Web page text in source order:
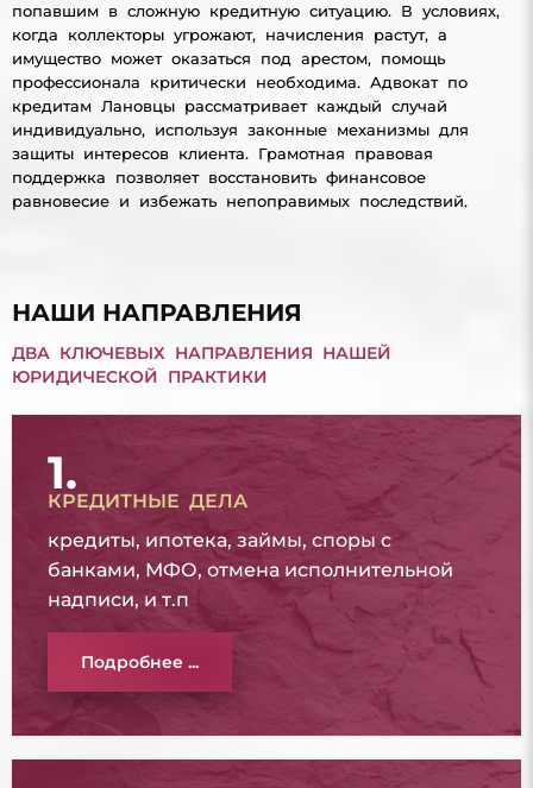
попавшим в сложную кредитную ситуацию. В условиях,
когда коллекторы угрожают, начисления растут, а
имущество может оказаться под арестом, помощь
профессионала критически необходима. Адвокат по
кредитам Лановцы рассматривает каждый случай
индивидуально, используя законные механизмы для
защиты интересов клиента. Грамотная правовая
поддержка позволяет восстановить финансовое
равновесие и избежать непоправимых последствий.
НАШИ НАПРАВЛЕНИЯ
ДВА КЛЮЧЕВЫХ НАПРАВЛЕНИЯ НАШЕЙ
ЮРИДИЧЕСКОЙ ПРАКТИКИ
1.
КРЕДИТНЫЕ ДЕЛА
кредиты, ипотека, займы, споры с
банками, МФО, отмена исполнительной
надписи, и т.п
Подробнее ...